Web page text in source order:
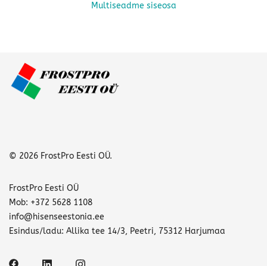
Multiseadme siseosa
© 2026 FrostPro Eesti OÜ.
FrostPro Eesti OÜ
Mob: +372 5628 1108
info@hisenseestonia.ee
Esindus/ladu: Allika tee 14/3, Peetri, 75312 Harjumaa